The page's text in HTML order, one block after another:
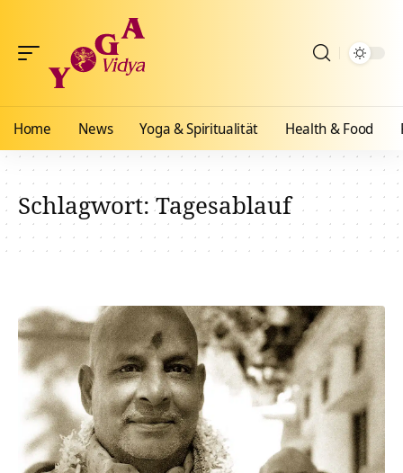
Home News Yoga & Spiritualität Health & Food
Schlagwort:Tagesablauf